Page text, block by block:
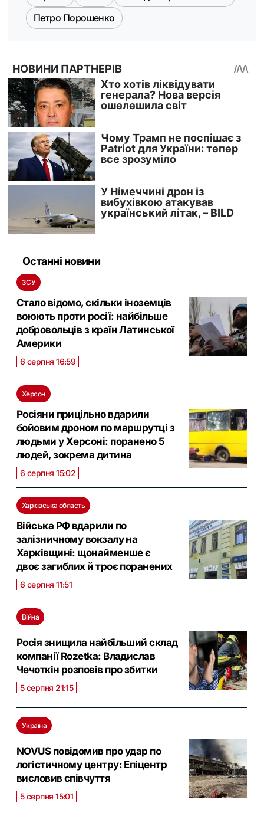
Петро Порошенко
Останні новини
ЗСУ
Стало відомо, скільки іноземців
воюють проти росії: найбільше
добровольців з країн Латинської
Америки
6 серпня 16:59
Херсон
Росіяни прицільно вдарили
бойовим дроном по маршрутці з
людьми у Херсоні: поранено 5
людей, зокрема дитина
6 серпня 15:02
Харківська область
Війська РФ вдарили по
залізничному вокзалу на
Харківщині: щонайменше є
двоє загиблих й троє поранених
6 серпня 11:51
Війна
Росія знищила найбільший склад
компанії Rozetka: Владислав
Чечоткін розповів про збитки
5 серпня 21:15
Україна
NOVUS повідомив про удар по
логістичному центру: Eпіцентр
висловив співчуття
5 серпня 15:01